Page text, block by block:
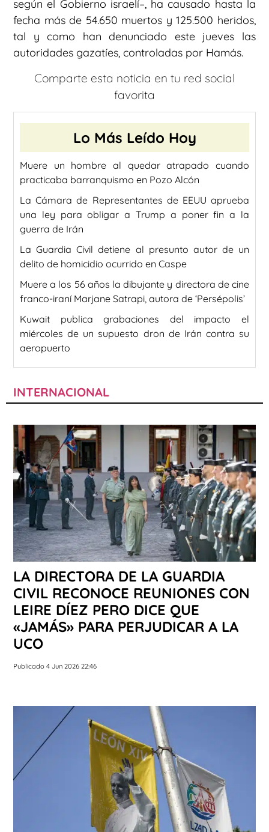
según el Gobierno israelí–, ha causado hasta la
fecha más de 54.650 muertos y 125.500 heridos,
tal y como han denunciado este jueves las
autoridades gazatíes, controladas por Hamás.
Comparte esta noticia en tu red social
favorita
Lo Más Leído Hoy
Muere un hombre al quedar atrapado cuando
practicaba barranquismo en Pozo Alcón
La Cámara de Representantes de EEUU aprueba
una ley para obligar a Trump a poner fin a la
guerra de Irán
La Guardia Civil detiene al presunto autor de un
delito de homicidio ocurrido en Caspe
Muere a los 56 años la dibujante y directora de cine
franco-iraní Marjane Satrapi, autora de ‘Persépolis’
Kuwait publica grabaciones del impacto el
miércoles de un supuesto dron de Irán contra su
aeropuerto
INTERNACIONAL
LA DIRECTORA DE LA GUARDIA
CIVIL RECONOCE REUNIONES CON
LEIRE DÍEZ PERO DICE QUE
«JAMÁS» PARA PERJUDICAR A LA
UCO
Publicado 4 Jun 2026 22:46